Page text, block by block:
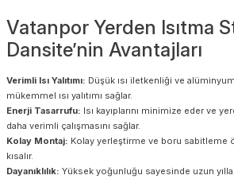
Vatanpor Yerden Isıtma
Dansite’nin Avantajları
Verimli Isı Yalıtımı: Düşük ısı iletkenliği ve
mükemmel ısı yalıtımı sağlar.
Enerji Tasarrufu: Isı kayıplarını minimize eder ve
daha verimli çalışmasını sağlar.
Kolay Montaj: Kolay yerleştirme ve boru sabitleme
kısalır.
Dayanıklılık: Yüksek yoğunluğu sayesinde uzun